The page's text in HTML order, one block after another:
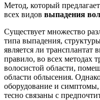
Метод, который
всех видов выпадения
Существует множество
типа выпадения,
является ли
правило, во всех методах
волосистой области,
области облысения.
оборудование и
тесно связаны с